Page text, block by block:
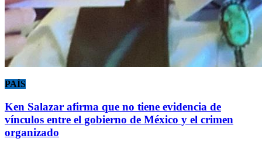
PAÍS
Ken Salazar afirma que no tiene evidencia de
vínculos entre el gobierno de México y el crimen
organizado